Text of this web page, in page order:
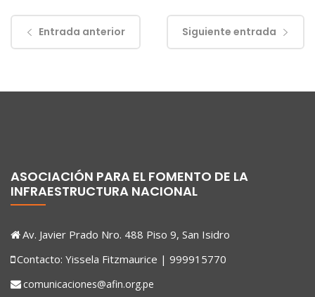
Entrada anterior Siguiente entrada
ASOCIACIÓN PARA EL FOMENTO DE LA
INFRAESTRUCTURA NACIONAL
Av. Javier Prado Nro. 488 Piso 9, San Isidro
Contacto: Yissela Fitzmaurice | 999915770
comunicaciones@afin.org.pe